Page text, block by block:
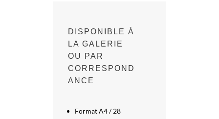
DISPONIBLE À
LA GALERIE
OU PAR
CORRESPOND
ANCE
Format A4 / 28